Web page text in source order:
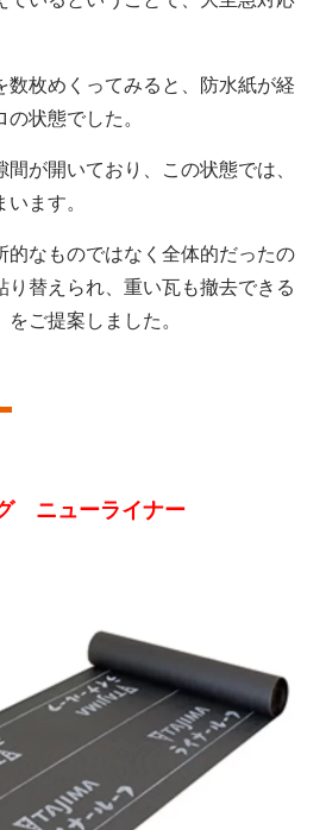
数枚めくってみると、防水紙が経
状態でした。
が開いており、この状態では、
ます。
的なものではなく全体的だったの
り替えられ、重い瓦も撤去できる
をご提案しました。
ニューライナー